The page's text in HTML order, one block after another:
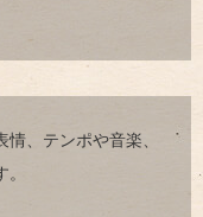
、テンポや音楽、